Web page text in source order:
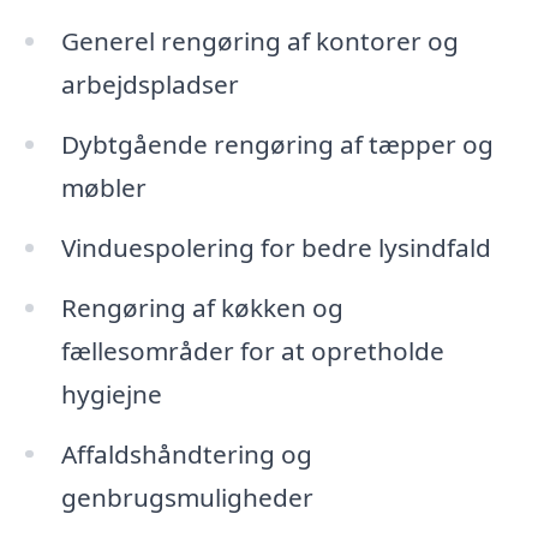
Generel rengøring af kontorer og
arbejdspladser
Dybtgående rengøring af tæpper og
møbler
Vinduespolering for bedre lysindfald
Rengøring af køkken og
fællesområder for at opretholde
hygiejne
Affaldshåndtering og
genbrugsmuligheder